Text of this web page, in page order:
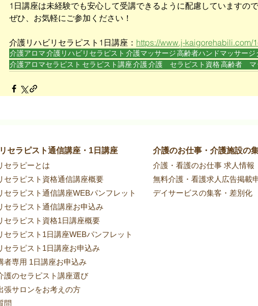
1日講座は未経験でも安心して受講できるように配慮していますので
ぜひ、お気軽にご参加ください！
介護リハビリセラピスト1日講座： https://www.j-kaigorehabili.com/
介護アロマ介護リハビリセラピスト 介護マッサージ高齢者ハンドマッサージ
介護アロマセラピスト セラピスト講座介護介護 セラピスト資格高齢者 マ
セラピスト通信講座・1日講座
セラピーとは
セラピスト資格通信講座概要
セラピスト通信講座WEBパンフレット
セラピスト通信講座お申込み
セラピスト資格1日講座概要
セラピスト1日講座WEBパンフレット
セラピスト1日講座お申込み
者専用 1日講座お申込み
護のセラピスト講座選び
張サロンをお考えの方
問
介護のお仕事・介護施設の
​介護・看護のお仕事 求人情報
無料介護・看護求人広告掲載
デイサービスの集客・差別化